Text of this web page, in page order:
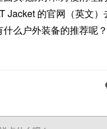
Jacket 的官网（英文
么户外装备的推荐呢